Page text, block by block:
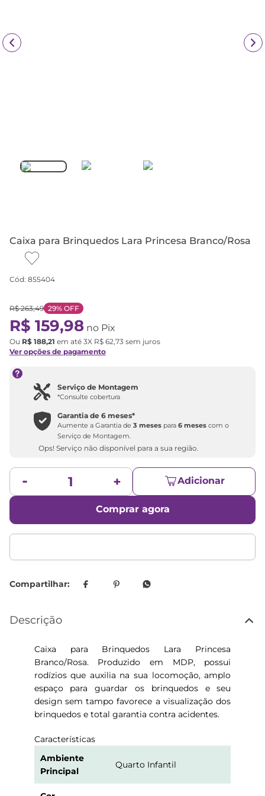
Caixa para Brinquedos Lara Princesa Branco/Rosa
Cód: 855404
R$ 263,49 29% OFF
R$ 159,98 no Pix
Ou R$ 188,21 em até 3X R$ 62,73 sem juros
Ver opções de pagamento
Serviço de Montagem
*Consulte cobertura
Garantia de6 meses*
Aumente a Garantia de3 meses para6 meses com o
Serviço de Montagem.
Ops! Serviço não disponível para a sua região.
Adicionar
Comprar agora
Descrição
Caixa para Brinquedos Lara Princesa
Branco/Rosa. Produzido em MDP, possui
rodízios que auxilia na sua locomoção, amplo
espaço para guardar os brinquedos e seu
design sem tampo favorece a visualização dos
brinquedos e total garantia contra acidentes.
Características
Ambiente
Principal
Quarto Infantil